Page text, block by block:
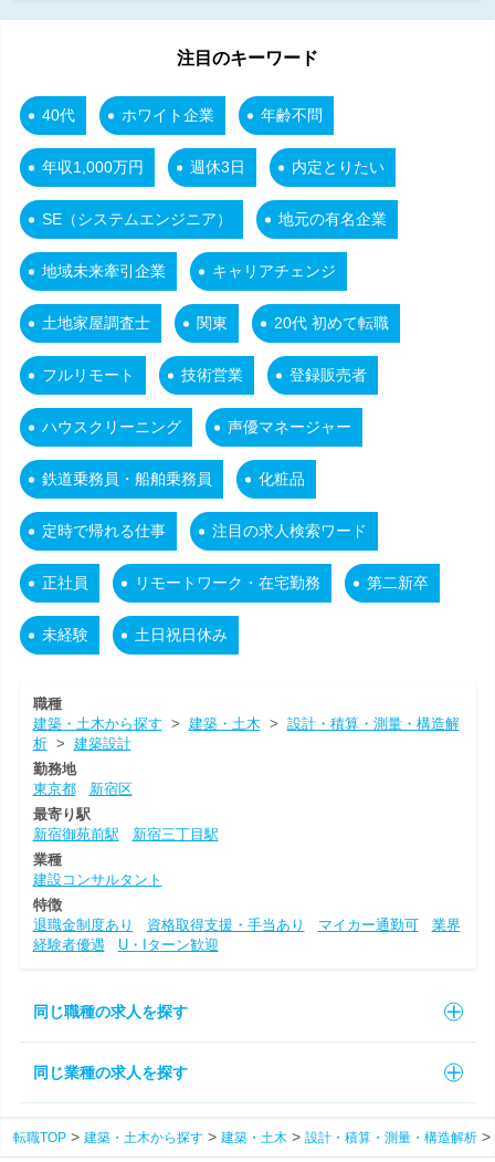
注目のキーワード
40代 ホワイト企業 年齢不問
年収1,000万円 週休3日 内定とりたい
SE（システムエンジニア） 地元の有名企業
地域未来牽引企業 キャリアチェンジ
土地家屋調査士 関東 20代 初めて転職
フルリモート 技術営業 登録販売者
ハウスクリーニング 声優マネージャー
鉄道乗務員・船舶乗務員 化粧品
定時で帰れる仕事 注目の求人検索ワード
正社員 リモートワーク・在宅勤務 第二新卒
未経験 土日祝日休み
職種
建築・土木から探す > 建築・土木 > 設計・積算・測量・構造解
析> 建築設計
勤務地
東京都
新宿区
最寄り駅
新宿御苑前駅
新宿三丁目駅
業種
建設コンサルタント
特徴
退職金制度あり
資格取得支援・手当あり マイカー通勤可
業界
経験者優遇
U・Iターン歓迎
同じ職種の求人を探す
同じ業種の求人を探す
転職TOP 建築・土木から探す 建築・土木 設計・積算・測量・構造解析